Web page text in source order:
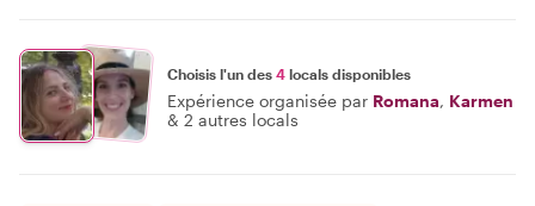
Choisis l'un des 4 locals disponibles
Expérience organisée par Romana, Karmen
& 2 autres locals